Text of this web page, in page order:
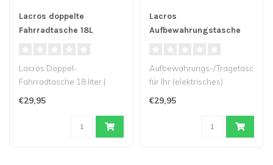
Lacros doppelte
Fahrradtasche 18L
Lacros Doppel-
Fahrradtasche 18 liter |
€29,95
Lacros
Aufbewahrungstasche
Aufbewahrungs-/Tragetasche
für Ihr (elektrisches)
€29,95